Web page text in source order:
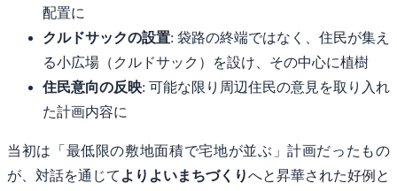
配置に
クルドサックの設置: 袋路の終端ではなく、住民が集え
る小広場（クルドサック）を設け、その中心に植樹
住民意向の反映: 可能な限り周辺住民の意見を取り入れ
た計画内容に
当初は「最低限の敷地面積で宅地が並ぶ」計画だったもの
が、対話を通じて よりよいまちづくりへと昇華された好例と